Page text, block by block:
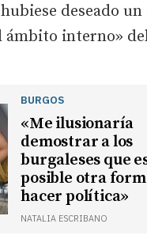
deseado un
ámbito interno»
BURGOS
«Me ilusionaría
demostrar a los
burgaleses que
posible otra
hacer política»
NATALIA ESCRIBANO